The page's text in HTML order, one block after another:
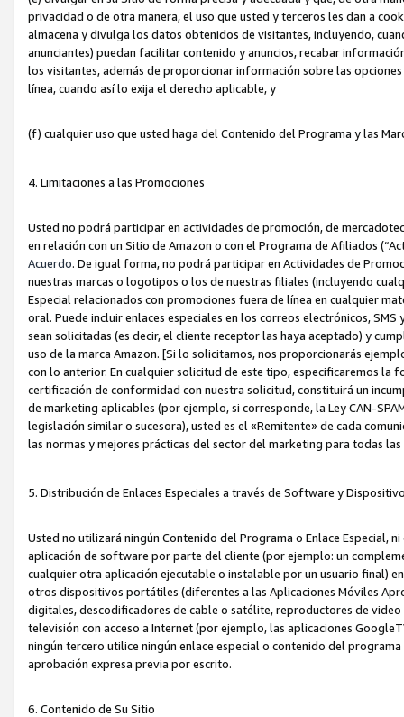
privacidad o de otra manera, el uso que usted y terceros les dan a
almacena y divulga los datos obtenidos de visitantes, incluyendo,
anunciantes) puedan facilitar contenido y anuncios, recabar
los visitantes, además de proporcionar información sobre las
línea, cuando así lo exija el derecho aplicable, y
(f) cualquier uso que usted haga del Contenido del Programa y las
4. Limitaciones a las Promociones
Usted no podrá participar en actividades de promoción, de
en relación con un Sitio de Amazon o con el Programa de Afiliados
Acuerdo. De igual forma, no podrá participar en Actividades de
nuestras marcas o logotipos o los de nuestras filiales (incluyendo
Especial relacionados con promociones fuera de línea en cualquier
oral. Puede incluir enlaces especiales en los correos electrónicos,
sean solicitadas (es decir, el cliente receptor las haya aceptado) y
uso de la marca Amazon. [Si lo solicitamos, nos proporcionarás
con lo anterior. En cualquier solicitud de este tipo, especificaremos
certificación de conformidad con nuestra solicitud, constituirá un
de marketing aplicables (por ejemplo, si corresponde, la Ley CAN-
legislación similar o sucesora), usted es el «Remitente» de cada
las normas y mejores prácticas del sector del marketing para todas
5. Distribución de Enlaces Especiales a través de Software y
Usted no utilizará ningún Contenido del Programa o Enlace Especial,
aplicación de software por parte del cliente (por ejemplo: un
cualquier otra aplicación ejecutable o instalable por un usuario final)
otros dispositivos portátiles (diferentes a las Aplicaciones Móviles
digitales, descodificadores de cable o satélite, reproductores de
televisión con acceso a Internet (por ejemplo, las aplicaciones
ningún tercero utilice ningún enlace especial o contenido del
aprobación expresa previa por escrito.
6. Contenido de Su Sitio